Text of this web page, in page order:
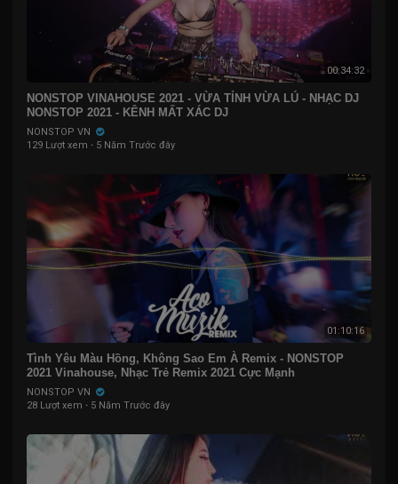
00:34:32
NONSTOP VINAHOUSE 2021 - VỪA TỈNH VỪA LÚ - NHẠC DJ
NONSTOP 2021 - KÊNH MẤT XÁC DJ
NONSTOP VN
129 Lượt xem · 5 Năm Trước đây
01:10:16
Tình Yêu Màu Hồng, Không Sao Em À Remix - NONSTOP
2021 Vinahouse, Nhạc Trẻ Remix 2021 Cực Mạnh
NONSTOP VN
28 Lượt xem · 5 Năm Trước đây